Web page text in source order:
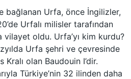
bağlanan Urfa, önce İngilizler,
Urfalı milisler tarafından
vilayet oldu. Urfa’yı kim kurdu?
Urfa şehri ve çevresinde
olan Baudouin I’dir.
Türkiye’nin 32 ilinden daha